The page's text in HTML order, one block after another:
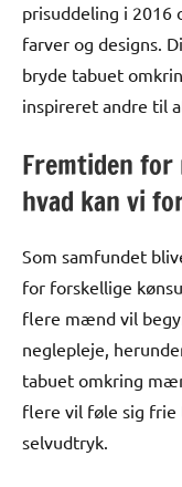
prisuddeling i 2016
farver og designs.
bryde tabuet
inspireret andre til
Fremtiden
hvad kan vi
Som samfundet
for forskellige
flere mænd vil
neglepleje,
tabuet omkring
flere vil føle sig
selvudtryk.